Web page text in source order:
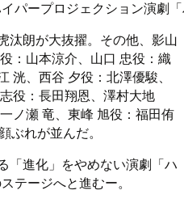
パープロジェクション演劇
汰朗が大抜擢。その他、影山
：山本涼介、山口 忠役：織
洸、西谷 夕役：北澤優駿、
役：長田翔恩、澤村大地
ノ瀬 竜、東峰 旭役：福田侑
ぶれが並んだ。
「進化」をやめない演劇「ハ
テージへと進むー。